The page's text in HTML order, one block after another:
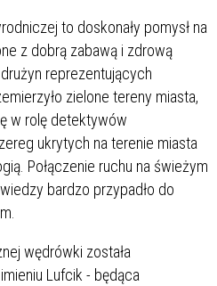
to doskonały pomysł na
z dobrą zabawą i zdrową
reprezentujących
zielone tereny miasta,
w rolę detektywów
ukrytych na terenie miasta
Połączenie ruchu na świeżym
bardzo przypadło do
wędrówki została
Lufcik - będąca